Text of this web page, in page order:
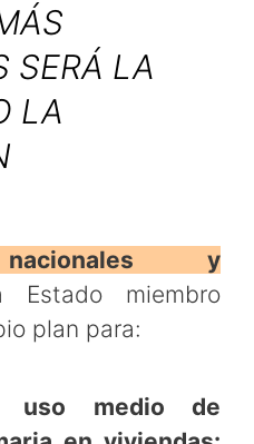
SERÁ LA
LA
y
Estado miembro
plan para:
uso medio de